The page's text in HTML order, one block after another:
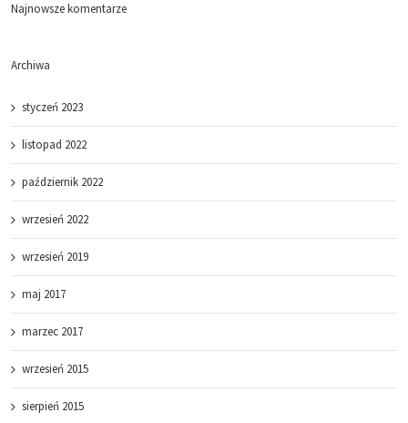
Najnowsze komentarze
Archiwa
styczeń 2023
listopad 2022
październik 2022
wrzesień 2022
wrzesień 2019
maj 2017
marzec 2017
wrzesień 2015
sierpień 2015